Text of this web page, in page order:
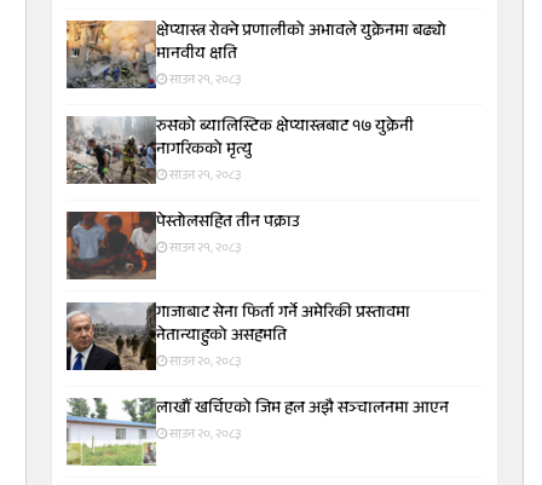
क्षेप्यास्त्र रोक्ने प्रणालीको अभावले युक्रेनमा बढ्यो
मानवीय क्षति
साउन २१, २०८३
रुसको ब्यालिस्टिक क्षेप्यास्त्रबाट १७ युक्रेनी
नागरिकको मृत्यु
साउन २१, २०८३
पेस्तोलसहित तीन पक्राउ
साउन २१, २०८३
गाजाबाट सेना फिर्ता गर्ने अमेरिकी प्रस्तावमा
नेतान्याहुको असहमति
साउन २०, २०८३
लाखौँ खर्चिएको जिम हल अझै सञ्चालनमा आएन
साउन २०, २०८३